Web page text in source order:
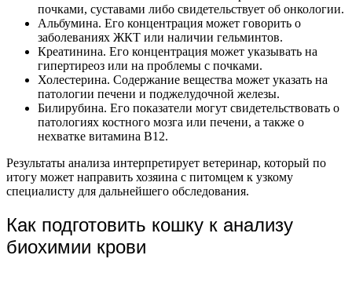
почками, суставами либо свидетельствует об онкологии.
Альбумина. Его концентрация может говорить о
заболеваниях ЖКТ или наличии гельминтов.
Креатинина. Его концентрация может указывать на
гипертиреоз или на проблемы с почками.
Холестерина. Содержание вещества может указать на
патологии печени и поджелудочной железы.
Билирубина. Его показатели могут свидетельствовать о
патологиях костного мозга или печени, а также о
нехватке витамина B12.
Результаты анализа интерпретирует ветеринар, который по
итогу может направить хозяина с питомцем к узкому
специалисту для дальнейшего обследования.
Как подготовить кошку к анализу
биохимии крови